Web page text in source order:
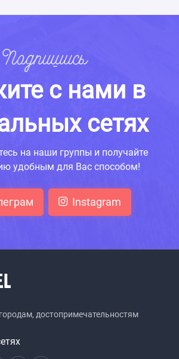
Подпишись
с нами в
сетях
на наши группы и получайте
удобным для Вас способом!
Instagram
достопримечательностям